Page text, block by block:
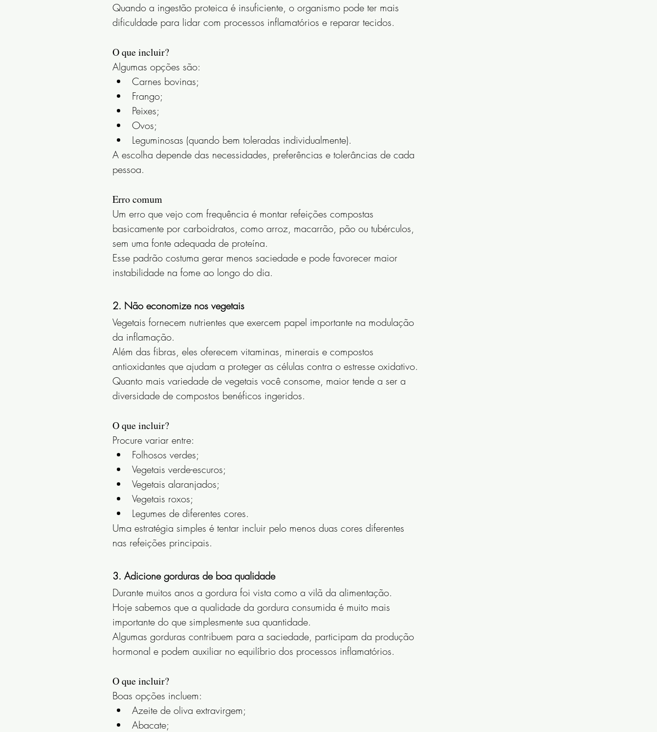
Quando a ingestão proteica é insuficiente, o organismo pode ter mais
dificuldade para lidar com processos inflamatórios e reparar tecidos.
O que incluir?
Algumas opções são:
Carnes bovinas;
Frango;
Peixes;
Ovos;
Leguminosas (quando bem toleradas individualmente).
A escolha depende das necessidades, preferências e tolerâncias de cada
pessoa.
Erro comum
Um erro que vejo com frequência é montar refeições compostas
basicamente por carboidratos, como arroz, macarrão, pão ou tubérculos,
sem uma fonte adequada de proteína.
Esse padrão costuma gerar menos saciedade e pode favorecer maior
instabilidade na fome ao longo do dia.
2. Não economize nos vegetais
Vegetais fornecem nutrientes que exercem papel importante na modulação
da inflamação.
Além das fibras, eles oferecem vitaminas, minerais e compostos
antioxidantes que ajudam a proteger as células contra o estresse oxidativo.
Quanto mais variedade de vegetais você consome, maior tende a ser a
diversidade de compostos benéficos ingeridos.
O que incluir?
Procure variar entre:
Folhosos verdes;
Vegetais verde-escuros;
Vegetais alaranjados;
Vegetais roxos;
Legumes de diferentes cores.
Uma estratégia simples é tentar incluir pelo menos duas cores diferentes
nas refeições principais.
3. Adicione gorduras de boa qualidade
Durante muitos anos a gordura foi vista como a vilã da alimentação.
Hoje sabemos que a qualidade da gordura consumida é muito mais
importante do que simplesmente sua quantidade.
Algumas gorduras contribuem para a saciedade, participam da produção
hormonal e podem auxiliar no equilíbrio dos processos inflamatórios.
O que incluir?
Boas opções incluem:
Azeite de oliva extravirgem;
Abacate;